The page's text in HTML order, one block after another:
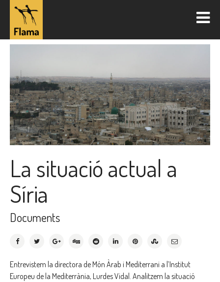
La situació actual a
Síria
Documents
Entrevistem la directora de Món Àrab i Mediterrani a l’Institut
Europeu de la Mediterrània, Lurdes Vidal. Analitzem la situació